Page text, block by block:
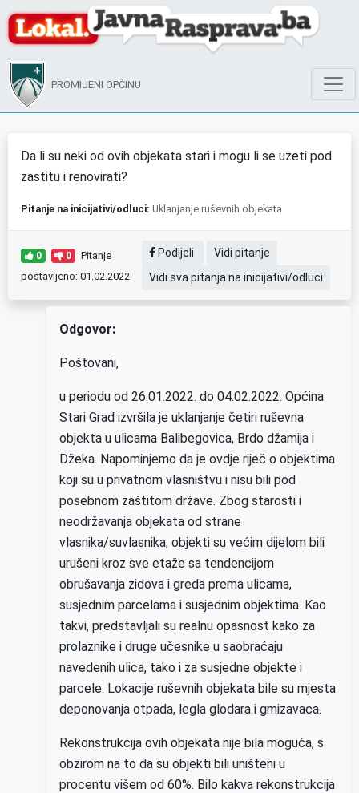
PROMIJENI OPĆINU
Da li su neki od ovih objekata stari i mogu li se uzeti pod
zastitu i renovirati?
Pitanje na inicijativi/odluci: Uklanjanje ruševnih objekata
0 0
Pitanje
postavljeno: 01.02.2022
Podijeli
Vidi pitanje
Vidi sva pitanja na inicijativi/odluci
Odgovor:
Poštovani,
u periodu od 26.01.2022. do 04.02.2022. Općina
Stari Grad izvršila je uklanjanje četiri ruševna
objekta u ulicama Balibegovica, Brdo džamija i
Džeka. Napominjemo da je ovdje riječ o objektima
koji su u privatnom vlasništvu i nisu bili pod
posebnom zaštitom države. Zbog starosti i
neodržavanja objekata od strane
vlasnika/suvlasnika, objekti su većim dijelom bili
urušeni kroz sve etaže sa tendencijom
obrušavanja zidova i greda prema ulicama,
susjednim parcelama i susjednim objektima. Kao
takvi, predstavljali su realnu opasnost kako za
prolaznike i druge učesnike u saobraćaju
navedenih ulica, tako i za susjedne objekte i
parcele. Lokacije ruševnih objekata bile su mjesta
deponovanja otpada, legla glodara i gmizavaca.
Rekonstrukcija ovih objekata nije bila moguća, s
obzirom na to da su objekti bili uništeni u
procentu višem od 60%. Bilo kakva rekonstrukcija